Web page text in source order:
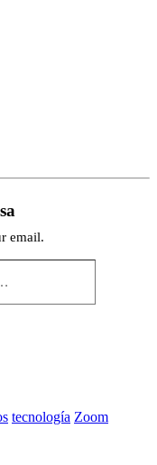
email.
tecnología Zoom